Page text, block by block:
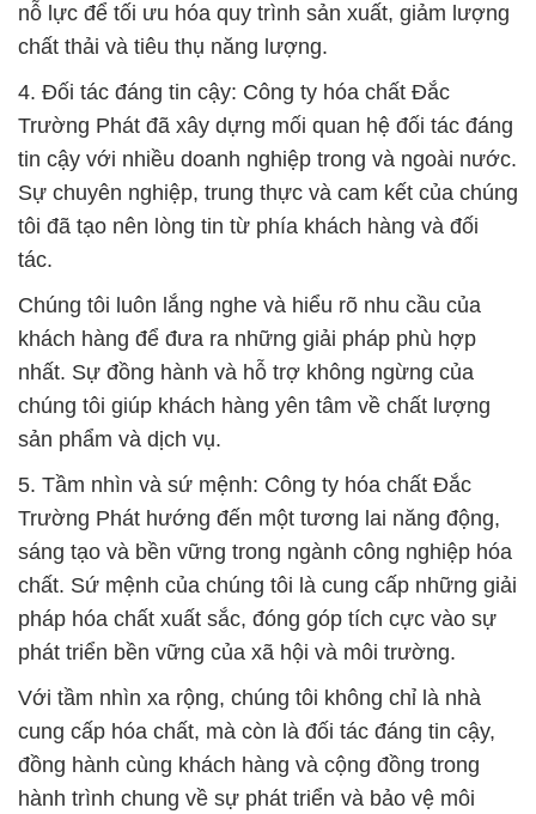
nỗ lực để tối ưu hóa quy trình sản xuất, giảm lượng
chất thải và tiêu thụ năng lượng.
4. Đối tác đáng tin cậy: Công ty hóa chất Đắc
Trường Phát đã xây dựng mối quan hệ đối tác đáng
tin cậy với nhiều doanh nghiệp trong và ngoài nước.
Sự chuyên nghiệp, trung thực và cam kết của chúng
tôi đã tạo nên lòng tin từ phía khách hàng và đối
tác.
Chúng tôi luôn lắng nghe và hiểu rõ nhu cầu của
khách hàng để đưa ra những giải pháp phù hợp
nhất. Sự đồng hành và hỗ trợ không ngừng của
chúng tôi giúp khách hàng yên tâm về chất lượng
sản phẩm và dịch vụ.
5. Tầm nhìn và sứ mệnh: Công ty hóa chất Đắc
Trường Phát hướng đến một tương lai năng động,
sáng tạo và bền vững trong ngành công nghiệp hóa
chất. Sứ mệnh của chúng tôi là cung cấp những giải
pháp hóa chất xuất sắc, đóng góp tích cực vào sự
phát triển bền vững của xã hội và môi trường.
Với tầm nhìn xa rộng, chúng tôi không chỉ là nhà
cung cấp hóa chất, mà còn là đối tác đáng tin cậy,
đồng hành cùng khách hàng và cộng đồng trong
hành trình chung về sự phát triển và bảo vệ môi